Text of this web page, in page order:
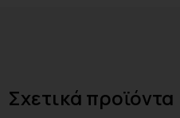
Σχετικά προϊόντα